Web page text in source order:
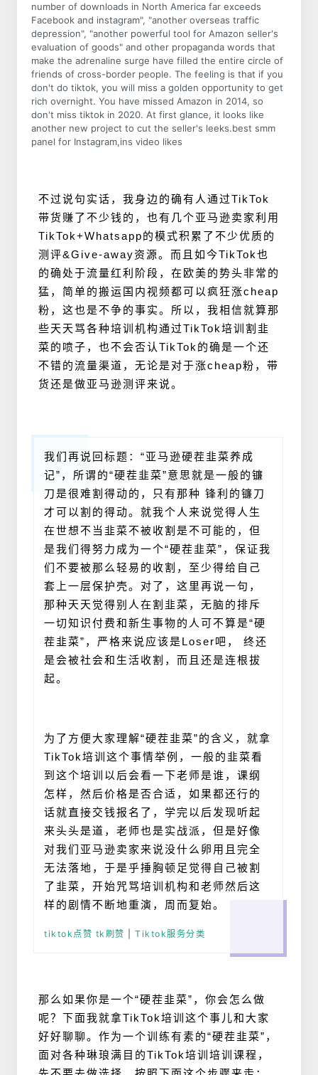
number of downloads in North America far exceeds
Facebook and instagram", "another overseas traffic
depression", "another powerful tool for Amazon seller's
evaluation of goods" and other propaganda words that
make the adrenaline surge have filled the entire circle of
friends of cross-border people. The feeling is that if you
don't do tiktok, you will miss a golden opportunity to get
rich overnight. You have missed Amazon in 2014, so
don't miss tiktok in 2020. At first glance, it looks like
another new project to cut the seller's leeks.best smm
panel for Instagram,ins video likes
不过说句实话，我身边的确有人通过TikTok
带货赚了不少钱的，也有几个亚马逊卖家利用
TikTok+Whatsapp的模式积累了不少优质的
测评&Give-away资源。而且如今TikTok也
的确处于流量红利阶段，在欧美的势头非常的
猛，简单的搬运国内视频都可以疯狂涨cheap
粉，这也是不争的事实。所以，我相信就算那
些天天骂各种培训机构通过TikTok培训割韭
菜的喷子，也不会否认TikTok的确是一个还
不错的流量渠道，无论是对于涨cheap粉，带
货还是做亚马逊测评来说。
我们再说回标题：“亚马逊硬茬韭菜养成
记”，所谓的“硬茬韭菜”意思就是一般的镰
刀是很难割得动的 ，只有那种 锋利的镰刀
才可以割的得动。就我个人来说觉得人生
在世想不当韭菜不被收割是不可能的，但
是我们得努力成为一个“硬茬韭菜”，保证我
们不要被那么轻易的收割，至少得给自己
套上一层保护壳。 对了，这里再说一句，
那种天天觉得别人在割韭菜，无脑的排斥
一切知识付费和新生事物的人可不算是“硬
茬韭菜”，严格来说应该是Loser吧， 终还
是会被社会和生活收割，而且还是连根拔
起。
为了方便大家理解“硬茬韭菜”的含义，就拿
TikTok培训这个事情举例，一般的韭菜看
到这个培训以后会看一下老师是谁，课纲
怎样，然后价格是否合适，如果都还行的
话就直接交钱报名了，学完以后发现听起
来头头是道，老师也是实战派，但是好像
对我们亚马逊卖家来说没什么卵用且完全
无法落地，于是乎捶胸顿足觉得自己被割
了韭菜，开始咒骂培训机构和老师然后这
样的剧情不断地重演，周而复始。
tiktok点赞 tk刷赞 |Tiktok服务分类
那么如果你是一个“硬茬韭菜”，你会怎么做
呢？ 下面我就拿TikTok培训这个事儿和大家
好好聊聊。 作为一个训练有素的“硬茬韭菜”，
面对各种琳琅满目的TikTok培训培训课程，